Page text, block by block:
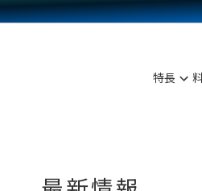
特長
雑貨販売
料金シミュレーシ